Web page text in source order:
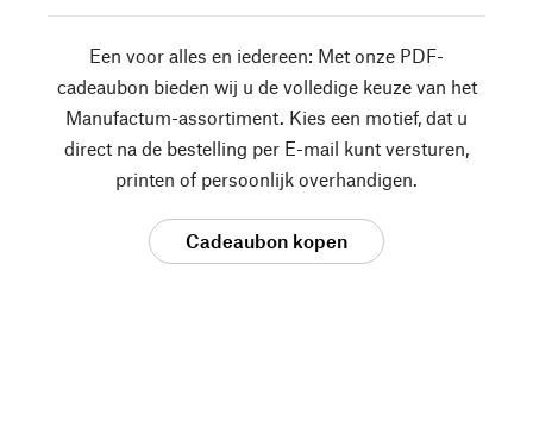
Een voor alles en iedereen: Met onze PDF-
cadeaubon bieden wij u de volledige keuze van het
Manufactum-assortiment. Kies een motief, dat u
direct na de bestelling per E-mail kunt versturen,
printen of persoonlijk overhandigen.
Cadeaubon kopen